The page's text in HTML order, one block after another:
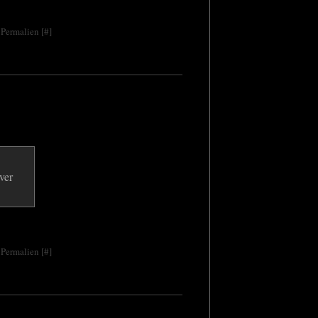
[#]
[#]